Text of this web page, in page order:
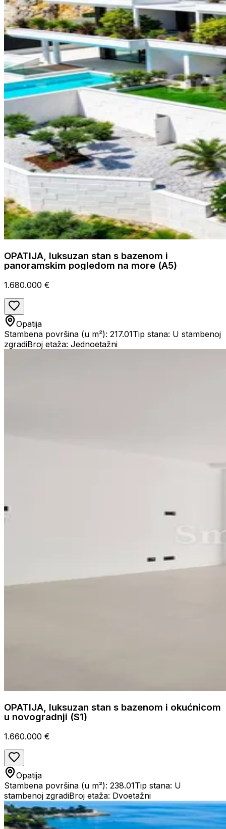
OPATIJA, luksuzan stan s bazenom i
panoramskim pogledom na more (A5)
1.680.000 €
Opatija
Stambena površina (u m²): 217.01Tip stana: U stambenoj
zgradiBroj etaža: Jednoetažni
OPATIJA, luksuzan stan s bazenom i okućnicom
u novogradnji (S1)
1.660.000 €
Opatija
Stambena površina (u m²): 238.01Tip stana: U
stambenoj zgradiBroj etaža: Dvoetažni